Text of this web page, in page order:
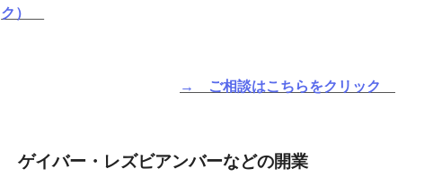
ク）
→ ご相談はこちらをクリック
ゲイバー・レズビアンバーなどの開業